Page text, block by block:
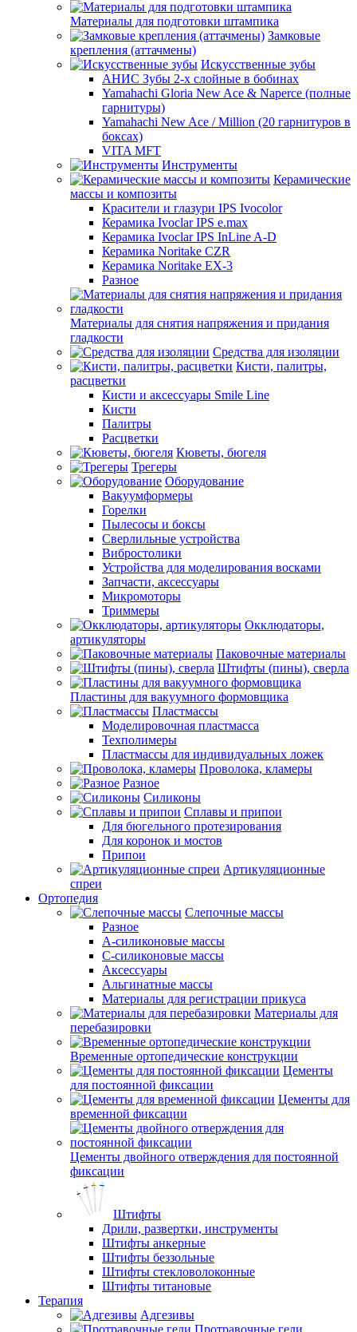
Материалы для подготовки штампика
Замковые
крепления (аттачмены)
Искусственные зубы
АНИС Зубы 2-х слойные в бобинах
Yamahachi Gloria New Ace & Naperce (полные
гарнитуры)
Yamahachi New Ace / Million (20 гарнитуров в
боксах)
VITA MFT
Инструменты
Керамические
массы и композиты
Красители и глазури IPS Ivocolor
Керамика Ivoclar IPS e.max
Керамика Ivoclar IPS InLine A-D
Керамика Noritake CZR
Керамика Noritake EX-3
Разное
Материалы для снятия напряжения и придания
гладкости
Средства для изоляции
Кисти, палитры,
расцветки
Кисти и аксессуары Smile Line
Кисти
Палитры
Расцветки
Кюветы, бюгеля
Трегеры
Оборудование
Вакуумформеры
Горелки
Пылесосы и боксы
Сверлильные устройства
Вибростолики
Устройства для моделирования восками
Запчасти, аксессуары
Микромоторы
Триммеры
Окклюдаторы,
артикуляторы
Паковочные материалы
Штифты (пины), сверла
Пластины для вакуумного формовщика
Пластмассы
Моделировочная пластмасса
Техполимеры
Пластмассы для индивидуальных ложек
Проволока, кламеры
Разное
Силиконы
Сплавы и припои
Для бюгельного протезирования
Для коронок и мостов
Припои
Артикуляционные
спреи
Ортопедия
Слепочные массы
Разное
А-силиконовые массы
С-силиконовые массы
Аксессуары
Альгинатные массы
Материалы для регистрации прикуса
Материалы для
перебазировки
Временные ортопедические конструкции
Цементы
для постоянной фиксации
Цементы для
временной фиксации
Цементы двойного отверждения для постоянной
фиксации
Штифты
Дрили, развертки, инструменты
Штифты анкерные
Штифты беззольные
Штифты стекловолоконные
Штифты титановые
Терапия
Адгезивы
Протравочные гели